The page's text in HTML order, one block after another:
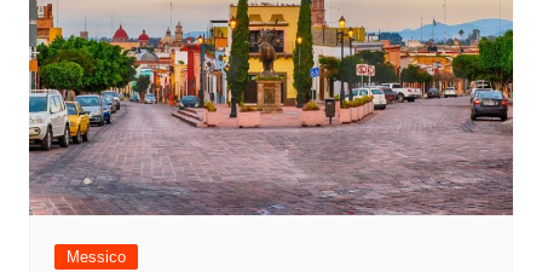
Messico